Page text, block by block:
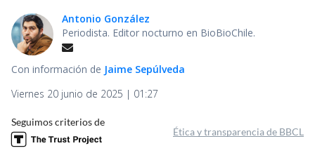
Antonio González
Periodista. Editor nocturno en BioBioChile.
Con información de Jaime Sepúlveda
Viernes 20 junio de 2025 | 01:27
Seguimos criterios de
Ética y transparencia de BBCL